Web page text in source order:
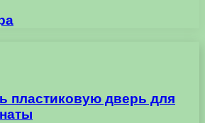
пластиковую дверь для